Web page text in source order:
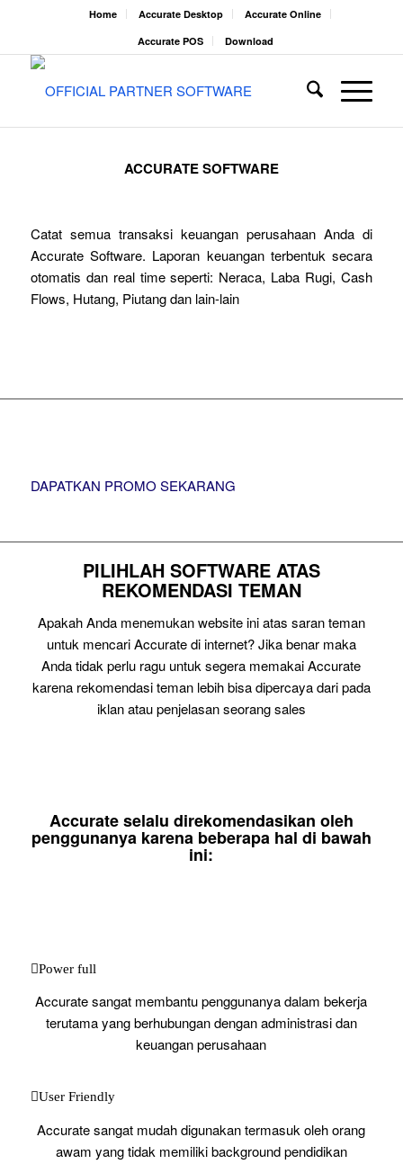
Home Accurate Desktop
Accurate Online
Accurate POS
Download
ACCURATE SOFTWARE
Catat semua transaksi keuangan perusahaan Anda di
Accurate Software. Laporan keuangan terbentuk secara
otomatis dan real time seperti: Neraca, Laba Rugi, Cash
Flows, Hutang, Piutang dan lain-lain
DAPATKAN PROMO SEKARANG
PILIHLAH SOFTWARE ATAS
REKOMENDASI TEMAN
Apakah Anda menemukan website ini atas saran teman
untuk mencari Accurate di internet? Jika benar maka
Anda tidak perlu ragu untuk segera memakai Accurate
karena rekomendasi teman lebih bisa dipercaya dari pada
iklan atau penjelasan seorang sales
Accurate selalu direkomendasikan oleh
penggunanya karena beberapa hal di bawah
ini:
Power full
Accurate sangat membantu penggunanya dalam bekerja
terutama yang berhubungan dengan administrasi dan
keuangan perusahaan
User Friendly
Accurate sangat mudah digunakan termasuk oleh orang
awam yang tidak memiliki background pendidikan